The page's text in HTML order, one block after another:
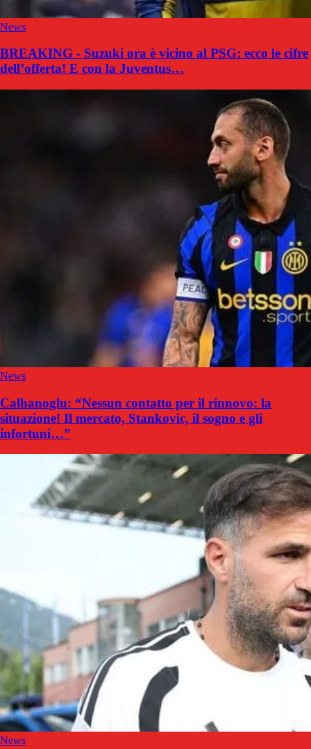
News
BREAKING - Suzuki ora è vicino al PSG: ecco le cifre
dell’offerta! E con la Juventus…
News
Calhanoglu: “Nessun contatto per il rinnovo: la
situazione! Il mercato, Stankovic, il sogno e gli
infortuni…”
News